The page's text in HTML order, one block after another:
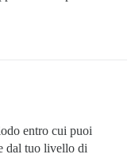
entro cui puoi
dal tuo livello di